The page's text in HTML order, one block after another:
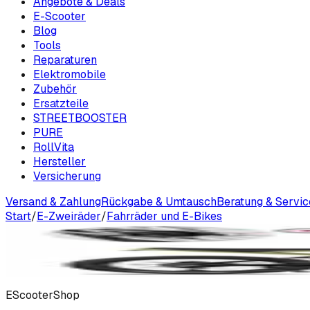
E-Scooter
Blog
Tools
Reparaturen
Elektromobile
Zubehör
Ersatzteile
STREETBOOSTER
PURE
RollVita
Hersteller
Versicherung
Versand & ZahlungRückgabe & UmtauschBeratung &
Start/E-Zweiräder/Fahrräder und E-Bikes
🔍 Vergrößern
EScooterShop